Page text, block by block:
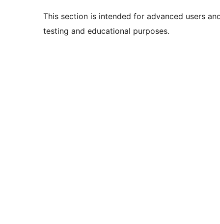
This section is intended for advanced users
testing and educational purposes.